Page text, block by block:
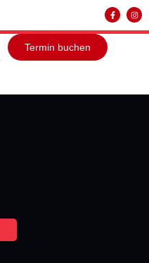
Termin buchen